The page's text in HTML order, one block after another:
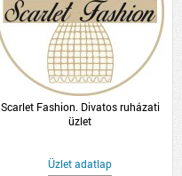
Scarlet Fashion. Divatos ruházati
üzlet
Üzlet adatlap